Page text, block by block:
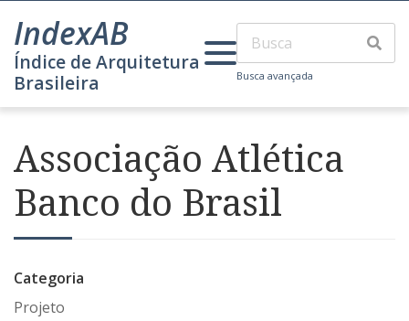
IndexAB
Índice de Arquitetura
Brasileira
Busca avançada
Associação Atlética
Banco do Brasil
Categoria
Projeto